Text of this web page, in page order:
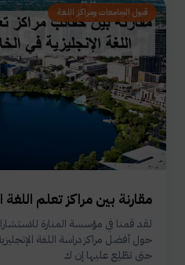
قبول الجامعات ومراكز اللغة
مقارنة بين مراكز تعلم اللغة
لقد قمنا في مؤسسة المنارة
حول أفضل مراكز دراسة اللغة
حتى تطّلِع عليها إن ك